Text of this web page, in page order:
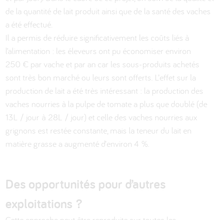
de la quantité de lait produit ainsi que de la santé des vaches
a été effectué.
Il a permis de réduire significativement les coûts liés à
l’alimentation : les éleveurs ont pu économiser environ
250 € par vache et par an car les sous-produits achetés
sont très bon marché ou leurs sont offerts. L’effet sur la
production de lait a été très intéressant : la production des
vaches nourries à la pulpe de tomate a plus que doublé (de
13L / jour à 28L / jour) et celle des vaches nourries aux
grignons est restée constante, mais la teneur du lait en
matière grasse a augmenté d’environ 4 %.
Des opportunités pour d’autres
exploitations ?